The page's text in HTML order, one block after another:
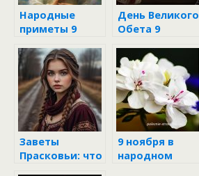
Народные
приметы 9
День Великого
Обета 9
категорически
нельзя делать,
чтобы не
сломать свою
судьбу
Заветы
Прасковьи: что
9 ноября в
народном